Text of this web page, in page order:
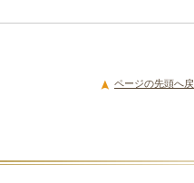
ページの先頭へ